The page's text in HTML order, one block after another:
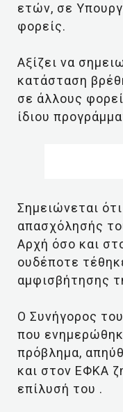
ετών, σε
φορείς.
Αξίζει να
κατάσταση
σε άλλους
ίδιου
Σημειώνεται
απασχόλησής
Αρχή όσο και
ουδέποτε
αμφισβήτησης
Ο Συνήγορος
που
πρόβλημα,
και στον ΕΦΚΑ
επίλυσή του .